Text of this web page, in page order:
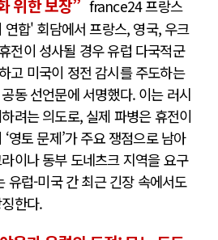
위한 보장” france24 프랑스
합' 회담에서 프랑스, 영국, 우크
전이 성사될 경우 유럽 다국적군
고 미국이 정전 감시를 주도하는
동 선언문에 서명했다. 이는 러시
려는 의도로, 실제 파병은 휴전이
영토 문제’가 주요 쟁점으로 남아
이나 동부 도네츠크 지역을 요구
유럽-미국 간 최근 긴장 속에서도
한다.